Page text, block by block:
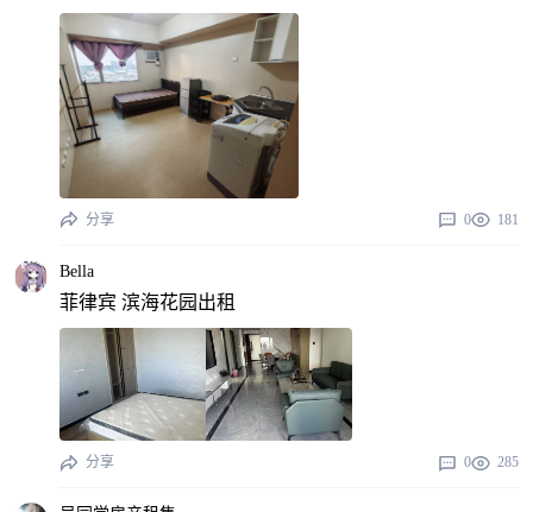
分享 0 181
Bella
菲律宾 滨海花园出租
分享 0 285